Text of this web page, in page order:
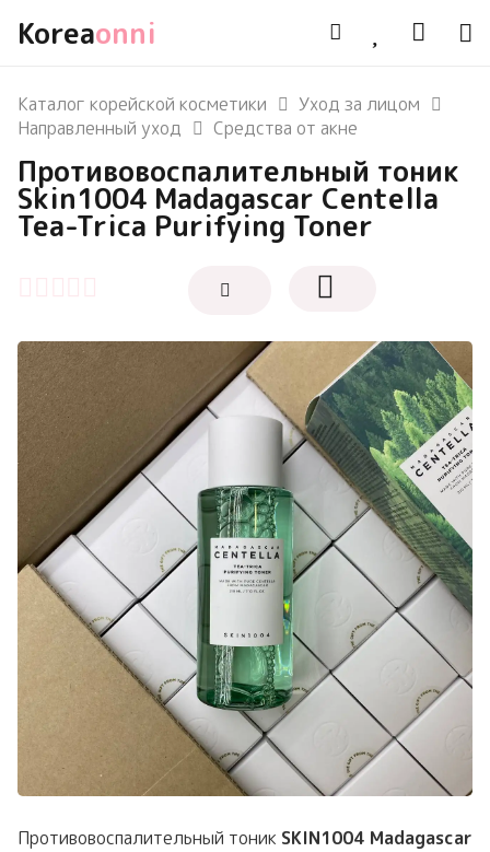
Koreaonni
Каталог корейской косметики
Уход за лицом
Направленный уход
Средства от акне
Противовоспалительный тоник
Skin1004 Madagascar Centella
Tea-Trica Purifying Toner
Противовоспалительный тоник SKIN1004 Madagascar